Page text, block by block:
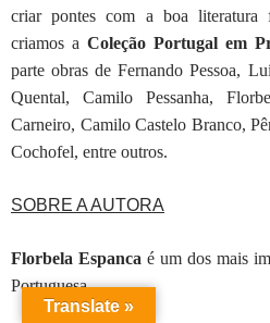
criar pontes com a boa literatura
criamos a Coleção Portugal em
parte obras de Fernando Pessoa,
Quental, Camilo Pessanha,
Carneiro, Camilo Castelo Branco,
Cochofel, entre outros.
SOBRE A AUTORA
Florbela Espanca é um dos mais
Portuguesa.
Translate »